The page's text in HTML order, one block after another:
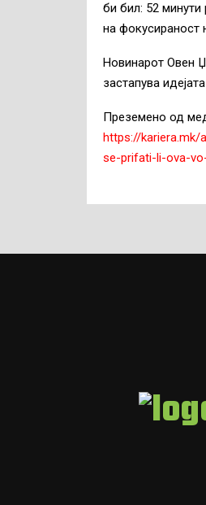
би бил: 52
на фокусираност
Новинарот Овен
застапува
Преземено од
https://
se-prifati-li-ova-